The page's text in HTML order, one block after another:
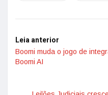
Leia anterior
Boomi muda o jogo de
Boomi AI